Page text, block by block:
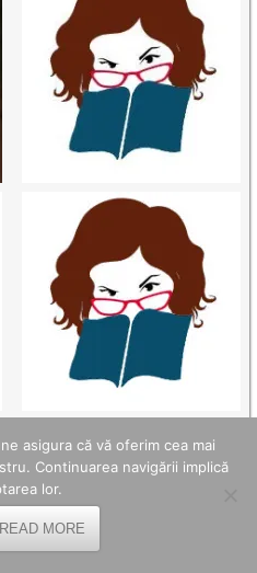
asigura că vă oferim cea mai
Continuarea navigării implică
lor.
READ MORE